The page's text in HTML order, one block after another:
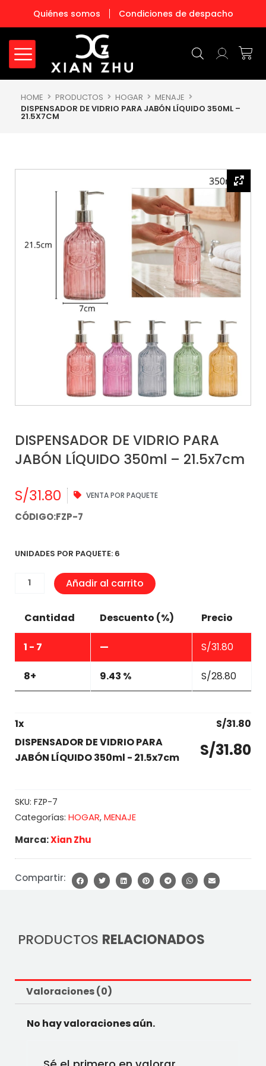
contenido
Quiénes somos Condiciones de despacho
HOME PRODUCTOS HOGAR
MENAJE
DISPENSADOR DE VIDRIO PARA JABÓN LÍQUIDO 350ML –
21.5X7CM
DISPENSADOR DE VIDRIO PARA
JABÓN LÍQUIDO 350ml – 21.5x7cm
S/31.80 VENTA POR PAQUETE
CÓDIGO:FZP-7
UNIDADES POR PAQUETE: 6
DISPENSADOR
JABÓN
350ml
-
cantidad
Añadir al carrito
Cantidad Descuento (%) Precio
1 - 7 — S/31.80
8+ 9.43 % S/28.80
1x S/31.80
DISPENSADOR DE VIDRIO PARA
JABÓN LÍQUIDO 350ml - 21.5x7cm
S/31.80
SKU: FZP-7
Categorías: HOGAR, MENAJE
Marca:Xian Zhu
Compartir:
PRODUCTOS RELACIONADOS
Valoraciones (0)
No hay valoraciones aún.